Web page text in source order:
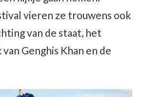
vieren ze trouwens ook
van de staat, het
Genghis Khan en de